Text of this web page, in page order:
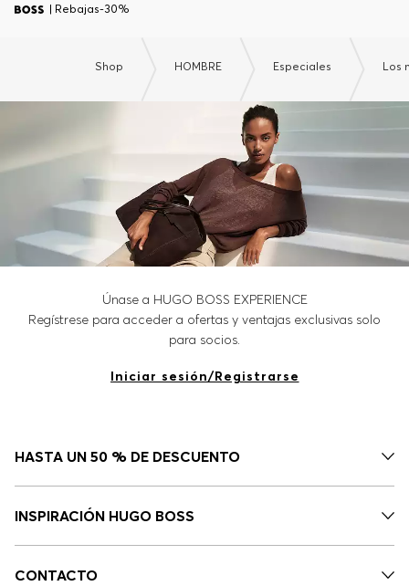
| Rebajas-30%
Shop HOMBRE Especiales Los
Únase a HUGO BOSS EXPERIENCE
Regístrese para acceder a ofertas y ventajas exclusivas solo
para socios.
Iniciar sesión/Registrarse
HASTA UN 50 % DE DESCUENTO
INSPIRACIÓN HUGO BOSS
CONTACTO